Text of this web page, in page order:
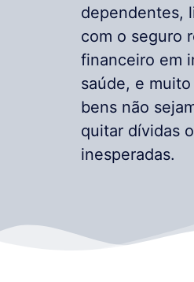
dependentes,
com o seguro
financeiro em
saúde, e
bens não
quitar dívidas
inesperadas.